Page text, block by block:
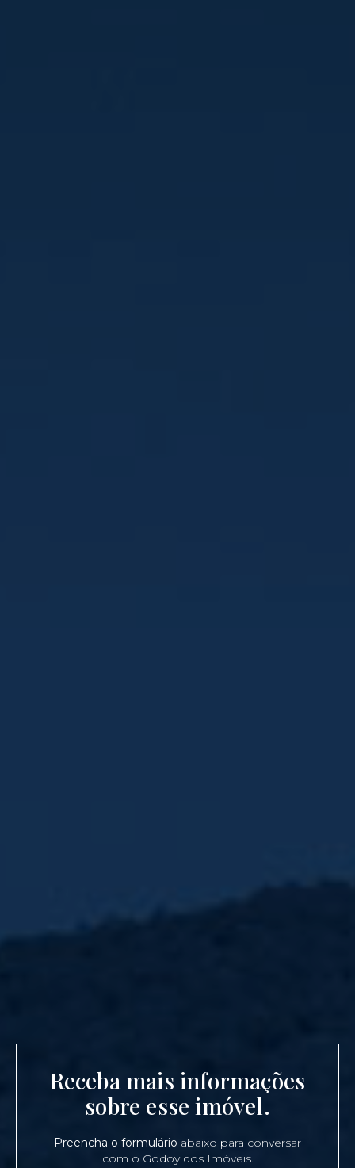
Receba mais informações
sobre esse imóvel.
Preencha o formulário abaixo para conversar
com o Godoy dos Imóveis.